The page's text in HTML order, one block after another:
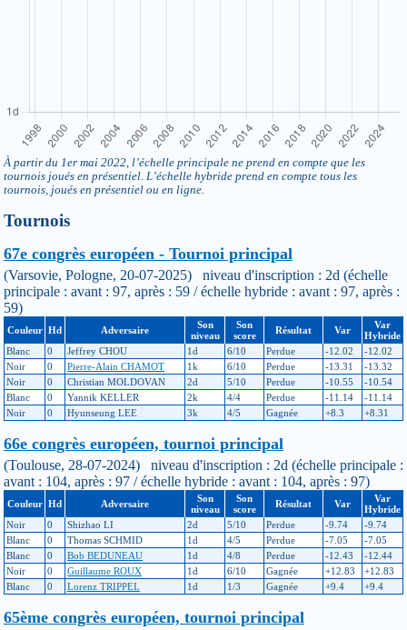
À partir du 1er mai 2022, l’échelle principale ne prend en compte que les
tournois joués en présentiel. L’échelle hybride prend en compte tous les
tournois, joués en présentiel ou en ligne.
Tournois
67e congrès européen - Tournoi principal
(Varsovie, Pologne, 20-07-2025) niveau d'inscription : 2d (échelle
principale : avant : 97, après : 59 / échelle hybride : avant : 97, après :
59)
Couleur Hd Adversaire
Son
niveau
Son
score
Résultat Var
Var
Hybride
Blanc
0 Jeffrey CHOU 1d 6/10 Perdue -12.02
-12.02
Noir
0 Pierre-Alain CHAMOT 1k 6/10 Perdue -13.31
-13.32
Noir
0 Christian MOLDOVAN 2d 5/10 Perdue -10.55
-10.54
Blanc
0 Yannik KELLER 2k 4/4 Perdue -11.14
-11.14
Noir
0 Hyunseung LEE 3k 4/5 Gagnée +8.3 +8.31
66e congrès européen, tournoi principal
(Toulouse, 28-07-2024) niveau d'inscription : 2d (échelle principale :
avant : 104, après : 97 / échelle hybride : avant : 104, après : 97)
Couleur Hd Adversaire
Son
niveau
Son
score
Résultat Var
Var
Hybride
Noir
0 Shizhao LI 2d 5/10 Perdue -9.74
-9.74
Blanc
0 Thomas SCHMID 1d 4/5 Perdue -7.05
-7.05
Blanc
0 Bob BEDUNEAU 1d 4/8 Perdue -12.43
-12.44
Noir
0 Guillaume ROUX 1d 6/10 Gagnée +12.83
+12.83
Blanc
0 Lorenz TRIPPEL 1d 1/3 Gagnée +9.4 +9.4
65ème congrès européen, tournoi principal